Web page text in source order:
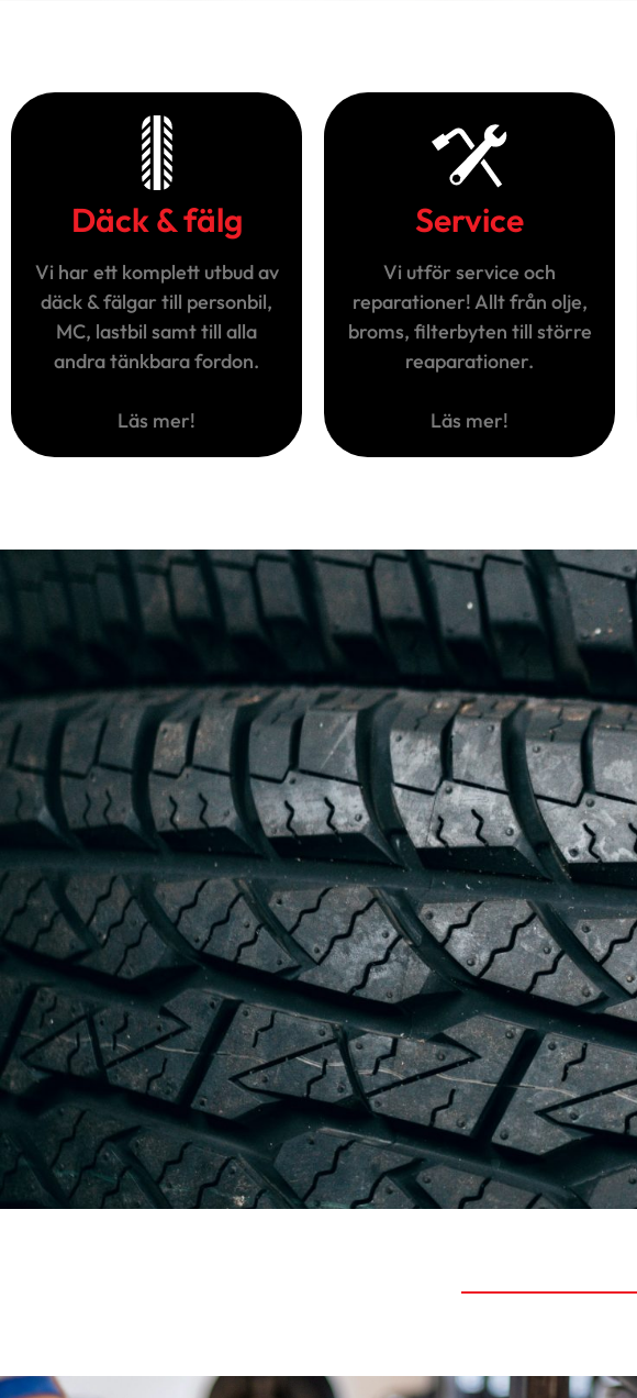
Däck & fälg
Vi har ett komplett utbud av
däck & fälgar till personbil,
MC, lastbil samt till alla
andra tänkbara fordon.
Läs mer!
Service
Vi utför service och
reparationer! Allt från olje,
broms, filterbyten till större
reaparationer.
Läs mer!